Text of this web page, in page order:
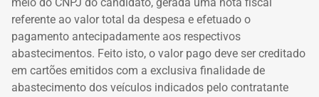
referente ao valor total da despesa e efetuado o
pagamento antecipadamente aos respectivos
abastecimentos. Feito isto, o valor pago deve ser creditado
em cartões emitidos com a exclusiva finalidade de
abastecimento dos veículos indicados pelo contratante